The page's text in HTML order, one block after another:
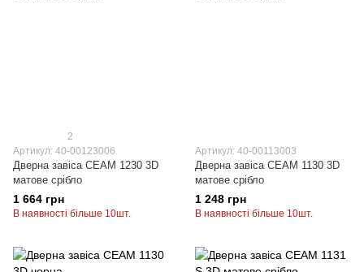
2
Артикул: 40-00123006
Дверна завіса CEAM 1230 3D
матове срібло
1 664 грн
В наявності більше 10шт.
Артикул: 40-00113003
Дверна завіса CEAM 1130 3D
матове срібло
1 248 грн
В наявності більше 10шт.